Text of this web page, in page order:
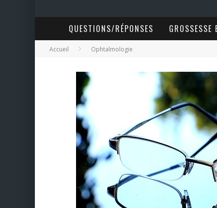
QUESTIONS/RÉPONSES GROSSESSE
Accueil Ophtalmologie